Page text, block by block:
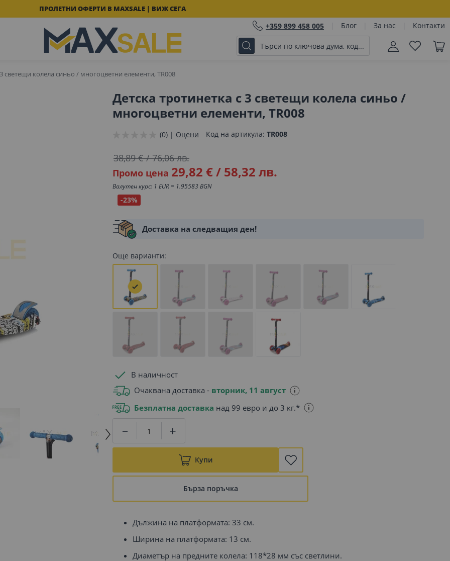
ПРОЛЕТНИ ОФЕРТИ В MAXSALE | ВИЖ СЕГА
+359 899 458 005 Блог За нас Контакти
светещи колела синьо / многоцветни елементи, TR008
Детска тротинетка с 3 светещи колела синьо /
многоцветни елементи, TR008
(0) | Оцени Код на артикула TR008
Промо цена 29,82 €/ 58,32 лв.
38,89 €/76,06 лв.
Валутен курс: 1 EUR = 1.95583 BGN
-23%
Доставка на следващия ден!
Още варианти:
В наличност
Очаквана доставка - вторник, 11 август
Безплатна доставка над 99 евро и до 3 кг.*
Купи
Бърза поръчка
Дължина на платформата: 33 см.
Ширина на платформата: 13 см.
Диаметър на предните колела: 118*28 мм със светлини.